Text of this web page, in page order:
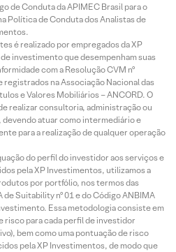
de Conduta da APIMEC Brasil para o
Política de Conduta dos Analistas de
é realizado por empregados da XP
investimento que desempenham suas
com a Resolução CVM nº
na Associação Nacional das
e Valores Mobiliários – ANCORD. O
realizar consultoria, administração ou
atuar como intermediário e
para a realização de qualquer operação
do perfil do investidor aos serviços e
pela XP Investimentos, utilizamos a
por portfólio, nos termos das
Suitability nº 01 e do Código ANBIMA
Essa metodologia consiste em
risco para cada perfil de investidor
bem como uma pontuação de risco
pela XP Investimentos, de modo que